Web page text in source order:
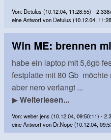
Von: Detulus (10.12.04, 11:28:55) -
eine Antwort von Detulus (10.12.04,
Win ME: brennen
habe ein laptop mit 5,6gb
festplatte mit 80 Gb
aber nero verlangt ...
▶Weiterlesen...
Von: weber jens (10.12.04, 09:50:11) -
eine Antwort von Dr.Nope (10.12.04,